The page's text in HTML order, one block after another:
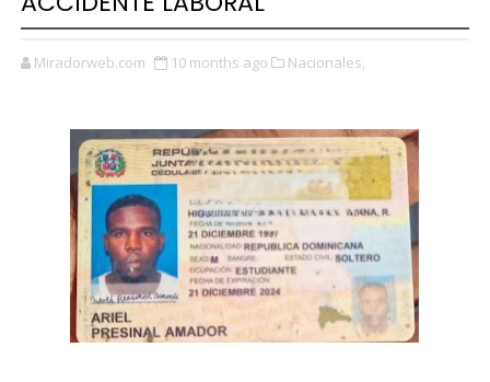
Miradorweb.com 10 months ago Nacionales,